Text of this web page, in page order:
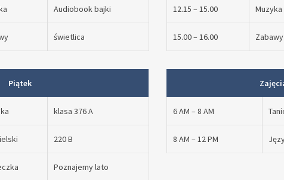
Audiobook bajki
świetlica
12.15 – 15.00 Muzyka
15.00 – 16.00 Zabawy
Piątek
klasa 376 A
220 B
Poznajemy lato
6 AM – 8 AM
8 AM – 12 PM